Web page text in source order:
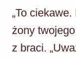
„To
żony
z braci.